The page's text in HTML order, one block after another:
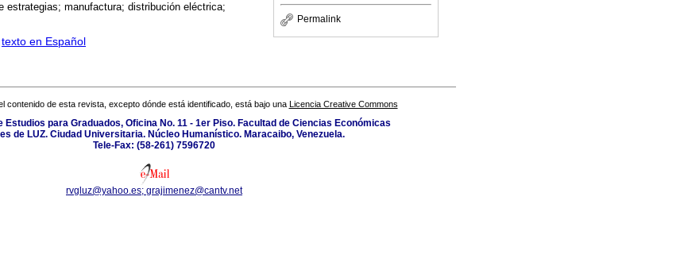
Permalink
estrategias; manufactura; distribución eléctrica;
texto en Español
contenido de esta revista, excepto dónde está identificado, está bajo una Licencia Creative Commons
Estudios para Graduados, Oficina No. 11 - 1er Piso. Facultad de Ciencias Económicas
de LUZ. Ciudad Universitaria. Núcleo Humanístico. Maracaibo, Venezuela.
Tele-Fax: (58-261) 7596720
rvgluz@yahoo.es; grajimenez@cantv.net